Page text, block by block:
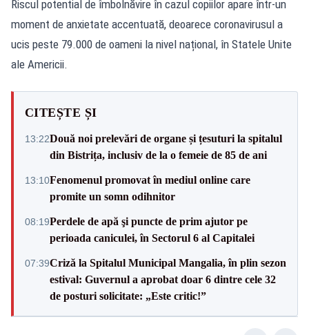
Riscul potential de îmbolnăvire în cazul copiilor apare într-un
moment de anxietate accentuată, deoarece coronavirusul a
ucis peste 79.000 de oameni la nivel național, în Statele Unite
ale Americii.
CITEȘTE ȘI
13:22Două noi prelevări de organe și țesuturi la spitalul
din Bistrița, inclusiv de la o femeie de 85 de ani
13:10Fenomenul promovat în mediul online care
promite un somn odihnitor
08:19Perdele de apă şi puncte de prim ajutor pe
perioada caniculei, în Sectorul 6 al Capitalei
07:39Criză la Spitalul Municipal Mangalia, în plin sezon
estival: Guvernul a aprobat doar 6 dintre cele 32
de posturi solicitate: „Este critic!”